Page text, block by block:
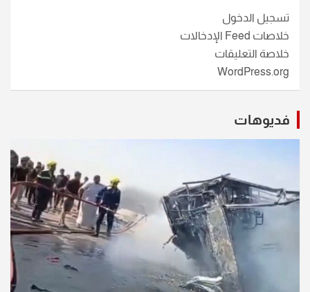
تسجيل الدخول
خلاصات Feed الإدخالات
خلاصة التعليقات
WordPress.org
فديوهات